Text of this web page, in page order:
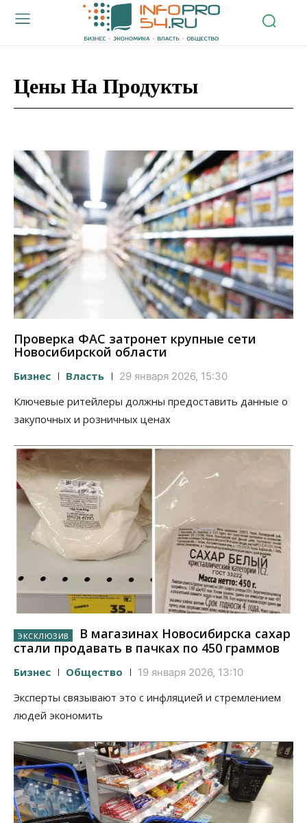
Цены На Продукты
Проверка ФАС затронет крупные сети
Новосибирской области
Бизнес Власть 29 января 2026, 15:30
Ключевые ритейлеры должны предоставить данные о
закупочных и розничных ценах
В магазинах Новосибирска сахар
стали продавать в пачках по 450 граммов
Бизнес Общество 19 января 2026, 13:10
Эксперты связывают это с инфляцией и стремлением
людей экономить